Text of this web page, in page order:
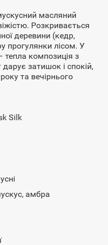
масляний
Розкривається
деревини (кедр,
прогулянки лісом. У
тепла композиція з
затишок і спокій,
та вечірнього
Silk
амбра